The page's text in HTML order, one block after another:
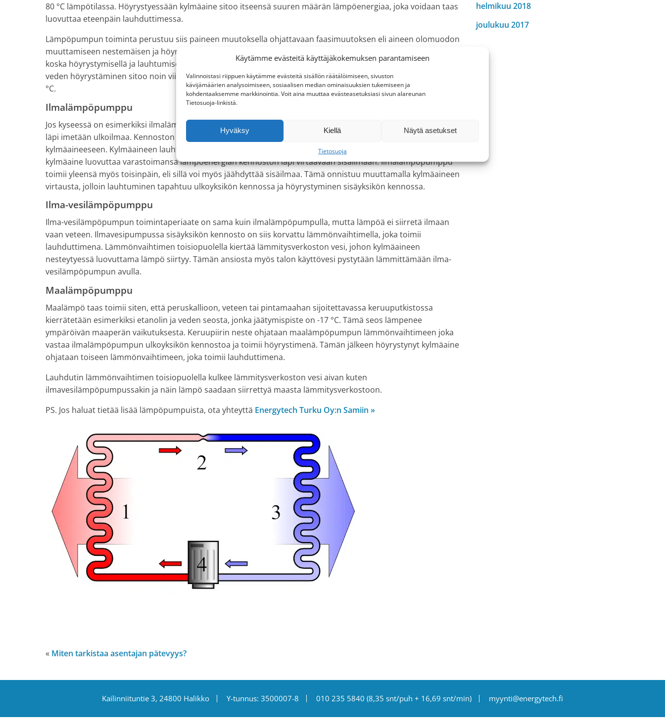
Käytämme evästeitä käyttäjäkokemuksen parantamiseen
Valinnoistasi riippuen käytämme evästeitä sisällön räätälöimiseen, sivuston
kävijämäärien analysoimiseen, sosiaalisen median ominaisuuksien tukemiseen ja
kohdentaaksemme markkinointia. Voit aina muuttaa evästeasetuksiasi sivun alareunan
Tietosuoja-linkistä.
Hyväksy Kiellä Näytä asetukset
Tietosuoja
80 °C lämpötilassa. Höyrystyessään kylmäaine sitoo itseensä suuren määrän lämpöenergiaa, joka voidaan taas
luovuttaa eteenpäin lauhduttimessa.
Lämpöpumpun toiminta perustuu siis paineen muutoksella ohjattavaan faasimuutoksen eli aineen olomuodon
muuttamiseen nestemäisen ja höyrymäisen välillä. Faasimuutos on lämpöpumpun toiminnan kannalta tärkeä,
koska höyrystymisellä ja lauhtumisella on mahdollista sitoa sekä luovuttaa suuria määriä energiaa. Esimerkikisi
veden höyrystäminen sitoo noin viisi kertaa enemmän lämpöenergiaa kuin veden lämmittäminen 0 °C -> 100
°C.
Ilmalämpöpumppu
Jos kyseessä on esimerkiksi ilmalämpöpumppu, niin höyrystyminen tapahtuu ulkoyksikön kennostossa, jonka
läpi imetään ulkoilmaa. Kennoston läpi virtaava ilma jäähtyy luovuttaessaan lämpöenergia höyrystyvään
kylmäaineeseen. Kylmäaineen lauhtuminen taas tapahtuu sisäyksikön kennossa, jossa nestemäiseksi lauhtuva
kylmäaine luovuttaa varastoimansa lämpöenergian kennoston läpi virtaavaan sisäilmaan. Ilmalämpöpumppu
toimii yleensä myös toisinpäin, eli sillä voi myös jäähdyttää sisäilmaa. Tämä onnistuu muuttamalla kylmäaineen
virtausta, jolloin lauhtuminen tapahtuu ulkoyksikön kennossa ja höyrystyminen sisäyksikön kennossa.
Ilma-vesilämpöpumppu
Ilma-vesilämpöpumpun toimintaperiaate on sama kuin ilmalämpöpumpulla, mutta lämpöä ei siirretä ilmaan
vaan veteen. Ilmavesipumpussa sisäyksikön kennosto on siis korvattu lämmönvaihtimella, joka toimii
lauhduttimena. Lämmönvaihtimen toisiopuolella kiertää lämmitysverkoston vesi, johon kylmäaineen
nesteytyessä luovuttama lämpö siirtyy. Tämän ansiosta myös talon käyttövesi pystytään lämmittämään ilma-
vesilämpöpumpun avulla.
Maalämpöpumppu
Maalämpö taas toimii siten, että peruskallioon, veteen tai pintamaahan sijoitettavassa keruuputkistossa
kierrätetään esimerkiksi etanolin ja veden seosta, jonka jäätymispiste on -17 °C. Tämä seos lämpenee
ympäröivän maaperän vaikutuksesta. Keruupiirin neste ohjataan maalämpöpumpun lämmönvaihtimeen joka
vastaa ilmalämpöpumpun ulkoyksikön kennostoa ja toimii höyrystimenä. Tämän jälkeen höyrystynyt kylmäaine
ohjataan toiseen lämmönvaihtimeen, joka toimii lauhduttimena.
Lauhdutin lämmönvaihtimen toisiopuolella kulkee lämmitysverkoston vesi aivan kuten
ilmavesilämpöpumpussakin ja näin lämpö saadaan siirrettyä maasta lämmitysverkostoon.
PS. Jos haluat tietää lisää lämpöpumpuista, ota yhteyttä Energytech Turku Oy:n Samiin »
Miten tarkistaa asentajan pätevyys?
helmikuu 2018
joulukuu 2017
Kailinniituntie 3, 24800 Halikko Y-tunnus: 3500007-8 010 235 5840 (8,35 snt/puh + 16,69 snt/min) myynti@energytech.fi